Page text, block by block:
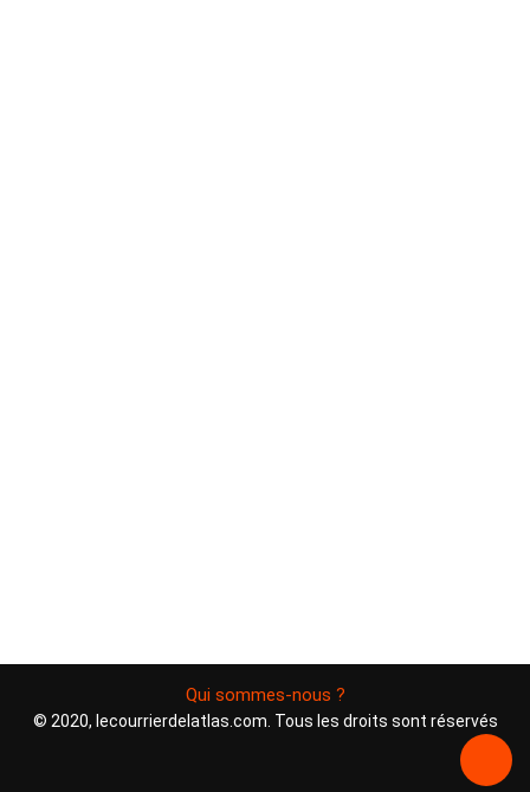
Qui sommes-nous ?
© 2020, lecourrierdelatlas.com. Tous les droits sont réservés